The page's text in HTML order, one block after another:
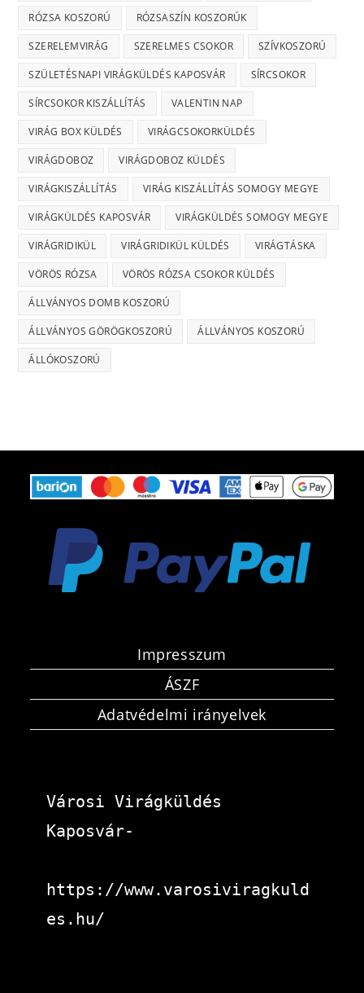
RÓZSA KOSZORÚ RÓZSASZÍN KOSZORÚK
SZERELEMVIRÁG SZERELMES CSOKOR SZÍVKOSZORÚ
SZÜLETÉSNAPI VIRÁGKÜLDÉS KAPOSVÁR SÍRCSOKOR
SÍRCSOKOR KISZÁLLÍTÁS VALENTIN NAP
VIRÁG BOX KÜLDÉS VIRÁGCSOKORKÜLDÉS
VIRÁGDOBOZ VIRÁGDOBOZ KÜLDÉS
VIRÁGKISZÁLLÍTÁS VIRÁG KISZÁLLÍTÁS SOMOGY MEGYE
VIRÁGKÜLDÉS KAPOSVÁR VIRÁGKÜLDÉS SOMOGY MEGYE
VIRÁGRIDIKÜL VIRÁGRIDIKÜL KÜLDÉS VIRÁGTÁSKA
VÖRÖS RÓZSA VÖRÖS RÓZSA CSOKOR KÜLDÉS
ÁLLVÁNYOS DOMB KOSZORÚ
ÁLLVÁNYOS GÖRÖGKOSZORÚ ÁLLVÁNYOS KOSZORÚ
ÁLLÓKOSZORÚ
Impresszum
ÁSZF
Adatvédelmi irányelvek
Városi Virágküldés
Kaposvár-
https://www.varosiviragkuld
es.hu/